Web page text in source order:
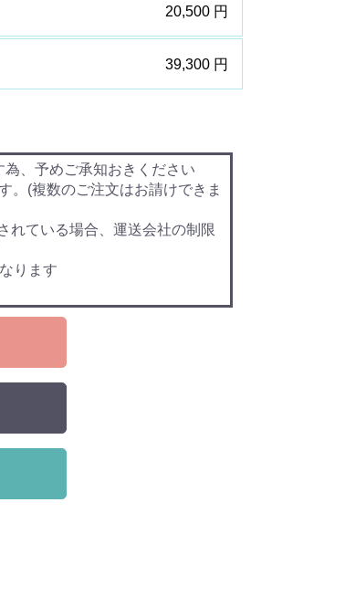
20,500 円
39,300 円
、予めご承知おきください
。(複数のご注文はお請けできま
れている場合、運送会社の制限
ります